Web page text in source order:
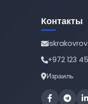
Контакты
+972 123
Израиль